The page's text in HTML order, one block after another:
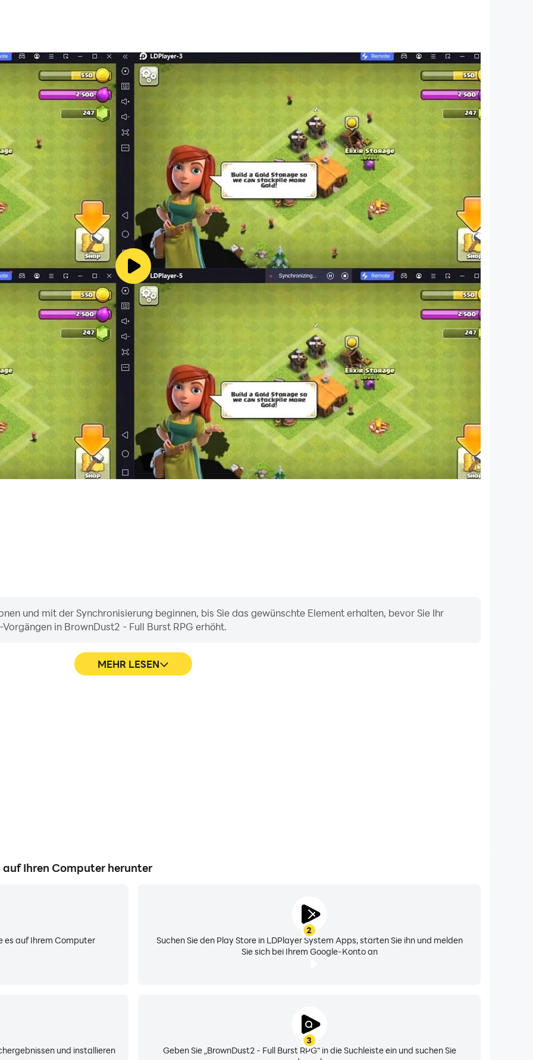
und mit der Synchronisierung beginnen, bis Sie das gewünschte Element erhalten, bevor Sie Ihr
in BrownDust2 - Full Burst RPG erhöht.
MEHR LESEN
auf Ihren Computer herunter
es auf Ihrem Computer
2
Suchen Sie den Play Store in LDPlayer System Apps, starten Sie ihn und melden
Sie sich bei Ihrem Google-Konto an
3
Geben Sie „BrownDust2 - Full Burst RPG“ in die Suchleiste ein und suchen Sie
und installieren